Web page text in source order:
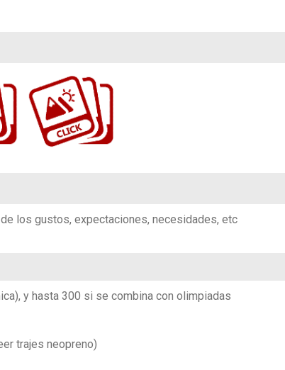
los gustos, expectaciones, necesidades, etc
y hasta 300 si se combina con olimpiadas
trajes neopreno)